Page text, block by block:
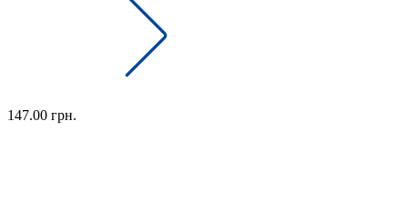
147.00 грн.